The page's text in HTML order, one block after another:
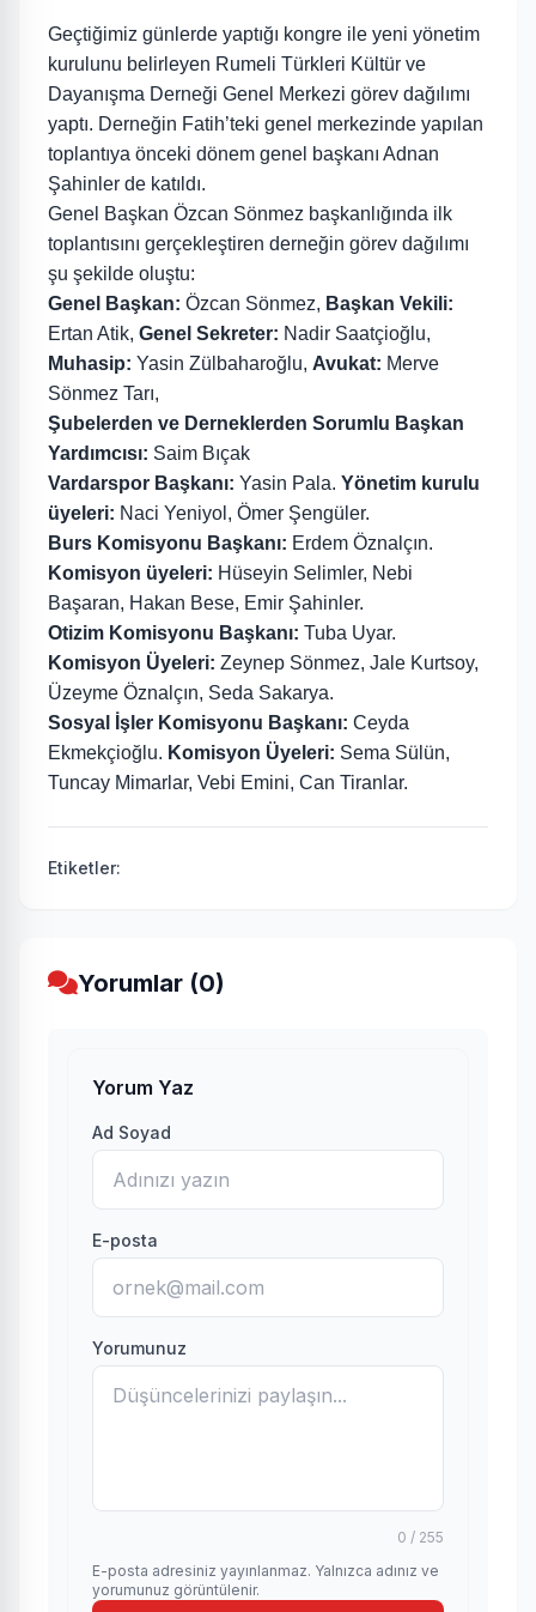
Geçtiğimiz günlerde yaptığı kongre ile yeni yönetim
kurulunu belirleyen Rumeli Türkleri Kültür ve
Dayanışma Derneği Genel Merkezi görev dağılımı
yaptı. Derneğin Fatih’teki genel merkezinde yapılan
toplantıya önceki dönem genel başkanı Adnan
Şahinler de katıldı.
Genel Başkan Özcan Sönmez başkanlığında ilk
toplantısını gerçekleştiren derneğin görev dağılımı
şu şekilde oluştu:
Genel Başkan: Özcan Sönmez, Başkan Vekili:
Ertan Atik, Genel Sekreter: Nadir Saatçioğlu,
Muhasip: Yasin Zülbaharoğlu, Avukat: Merve
Sönmez Tarı,
Şubelerden ve Derneklerden Sorumlu Başkan
Yardımcısı: Saim Bıçak
Vardarspor Başkanı: Yasin Pala. Yönetim kurulu
üyeleri: Naci Yeniyol, Ömer Şengüler.
Burs Komisyonu Başkanı: Erdem Öznalçın.
Komisyon üyeleri: Hüseyin Selimler, Nebi
Başaran, Hakan Bese, Emir Şahinler.
Otizim Komisyonu Başkanı: Tuba Uyar.
Komisyon Üyeleri: Zeynep Sönmez, Jale Kurtsoy,
Üzeyme Öznalçın, Seda Sakarya.
Sosyal İşler Komisyonu Başkanı: Ceyda
Ekmekçioğlu. Komisyon Üyeleri: Sema Sülün,
Tuncay Mimarlar, Vebi Emini, Can Tiranlar.
Etiketler:
Yorumlar (0)
Yorum Yaz
Ad Soyad
E-posta
Yorumunuz
0 / 255
E-posta adresiniz yayınlanmaz. Yalnızca adınız ve
yorumunuz görüntülenir.